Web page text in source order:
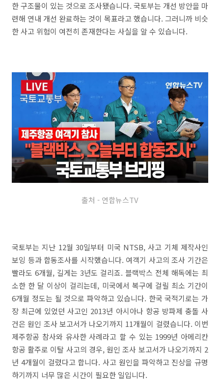
한 구조물이 있는 것으로 조사됐습니다. 국토부는 개선 방안을 마
련해 연내 개선 완료하는 것이 목표라고 했습니다. 그러니까 비슷
한 사고 위험이 여전히 존재한다는 사실을 알 수 있습니다.
출처 - 연합뉴스TV
국토부는 지난 12월 30일부터 미국 NTSB, 사고 기체 제작사인
보잉 등과 합동조사를 시작했습니다. 여객기 사고의 조사 기간은
빨라도 6개월, 길게는 3년도 걸리죠. 블랙박스 전체 해독에는 최
소한 한 달 이상이 걸리는데, 미국에서 복구에 걸릴 최소 기간이
6개월 정도는 될 것으로 파악하고 있습니다. 한국 국적기로는 가
장 최근에 있었던 사고인 2013년 아시아나 항공 방파제 충돌 사
건은 원인 조사 보고서가 나오기까지 11개월이 걸렸습니다. 이번
제주항공 참사와 유사한 사례라고 할 수 있는 1999년 아메리칸
항공 활주로 이탈 사고의 경우, 원인 조사 보고서가 나오기까지 2
년 4개월이 걸렸다고 합니다. 사고 원인을 파악하고 진상을 규명
하기까지 너무 많은 시간이 필요한 일입니다.